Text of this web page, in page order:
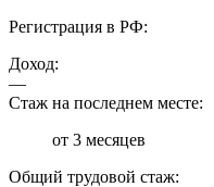
Регистрация в РФ:
Доход:
—
Стаж на последнем месте:
от 3 месяцев
Общий трудовой стаж: